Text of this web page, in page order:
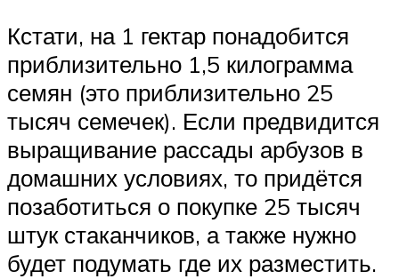
Кстати, на 1 гектар понадобится
приблизительно 1,5 килограмма
семян (это приблизительно 25
тысяч семечек). Если предвидится
выращивание рассады арбузов в
домашних условиях, то придётся
позаботиться о покупке 25 тысяч
штук стаканчиков, а также нужно
будет подумать где их разместить.